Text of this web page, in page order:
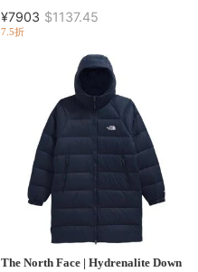
¥7903 $1137.45
7.5折
The North Face | Hydrenalite Down